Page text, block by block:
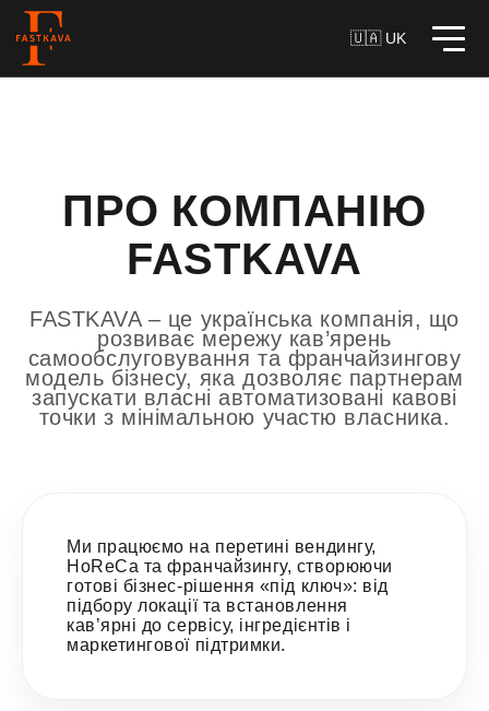
🇺🇦 UK
ПРО КОМПАНІЮ
FASTKAVA
FASTKAVA – це українська компанія, що
розвиває мережу кав’ярень
самообслуговування та франчайзингову
модель бізнесу, яка дозволяє партнерам
запускати власні автоматизовані кавові
точки з мінімальною участю власника.
Ми працюємо на перетині вендингу,
HoReCa та франчайзингу, створюючи
готові бізнес-рішення «під ключ»: від
підбору локації та встановлення
кав’ярні до сервісу, інгредієнтів і
маркетингової підтримки.